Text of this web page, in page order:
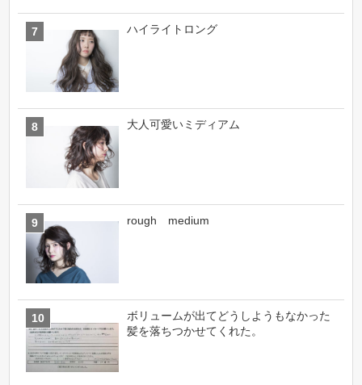
ハイライトロング
大人可愛いミディアム
rough medium
ボリュームが出てどうしようもなかった
髪を落ちつかせてくれた。